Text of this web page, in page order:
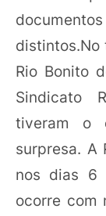
distintos.No
Rio Bonito
Sindicato
tiveram o
surpresa. A
nos dias 6
ocorre com